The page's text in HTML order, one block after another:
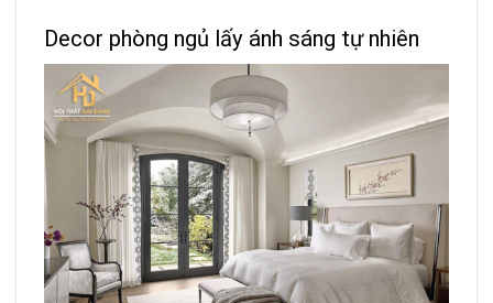
Decor phòng ngủ lấy ánh sáng tự nhiên